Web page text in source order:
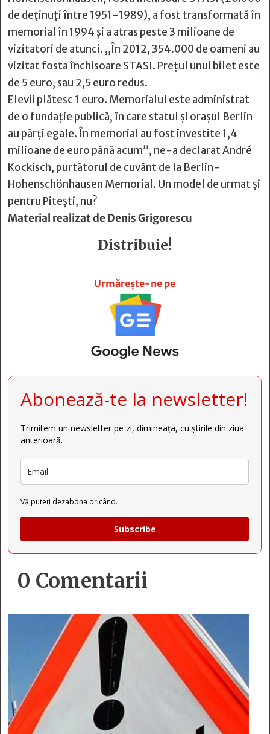
de deținuți între 1951-1989), a fost transformată în
memorial în 1994 și a atras peste 3 milioane de
vizitatori de atunci. „În 2012, 354.000 de oameni au
vizitat fosta închisoare STASI. Prețul unui bilet este
de 5 euro, sau 2,5 euro redus.
Elevii plătesc 1 euro. Memorialul este administrat
de o fundație publică, în care statul și orașul Berlin
au părți egale. În memorial au fost investite 1,4
milioane de euro până acum”, ne-a declarat André
Kockisch, purtătorul de cuvânt de la Berlin-
Hohenschönhausen Memorial. Un model de urmat și
pentru Pitești, nu?
Material realizat de Denis Grigorescu
Distribuie!
Urmărește-ne pe
Abonează-te la newsletter!
Trimitem un newsletter pe zi, dimineața, cu știrile din ziua
anterioară.
Vă puteți dezabona oricând.
Subscribe
0 Comentarii